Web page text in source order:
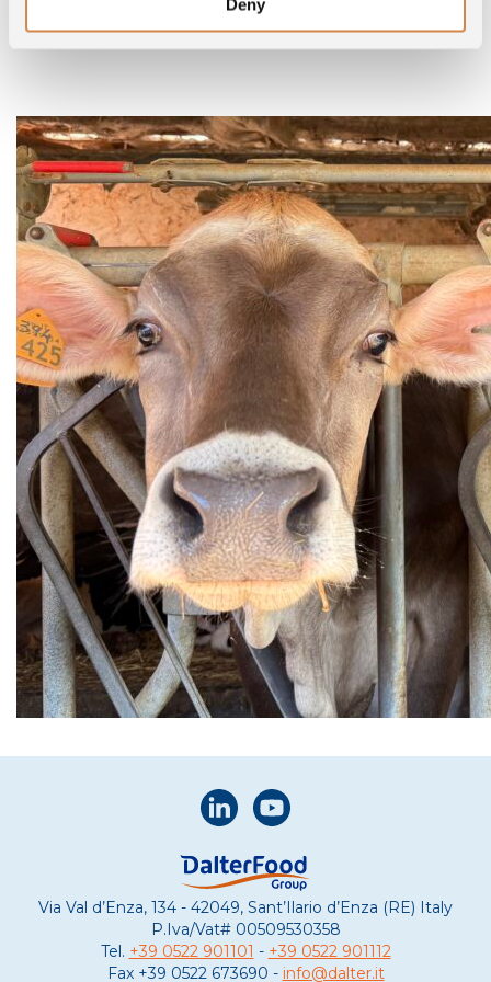
Deny
Parcourez la galerie pour découvrir qui sont nos
éleveurs.
Via Val d’Enza, 134 - 42049, Sant’Ilario d’Enza (RE) Italy
P.Iva/Vat#00509530358
Tel. +39 0522 901101 - +39 0522 901112
Fax+39 0522 673690 - info@dalter.it